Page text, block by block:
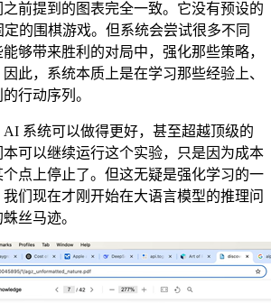
提到的图表完全一致。它没有预设的
定的围棋游戏。但系统会尝试很多不同
够带来胜利的对局中，强化那些策略，
此，系统本质上是在学习那些经验上、
行动序列。
系统可以做得更好，甚至超越顶级的
本可以继续运行这个实验，只是因为成本
点上停止了。但这无疑是强化学习的一
们现在才刚开始在大语言模型的推理问
丝马迹。